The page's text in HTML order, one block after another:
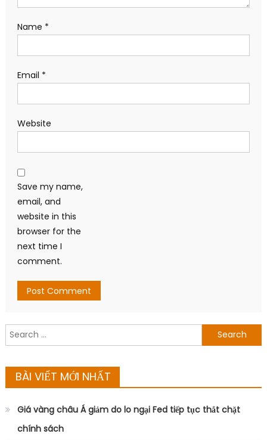
Name *
Email *
Website
Save my name,
email, and
website in this
browser for the
next time I
comment.
Search
for:
BÀI VIẾT MỚI NHẤT
Giá vàng châu Á giảm do lo ngại Fed tiếp tục thắt chặt
chính sách